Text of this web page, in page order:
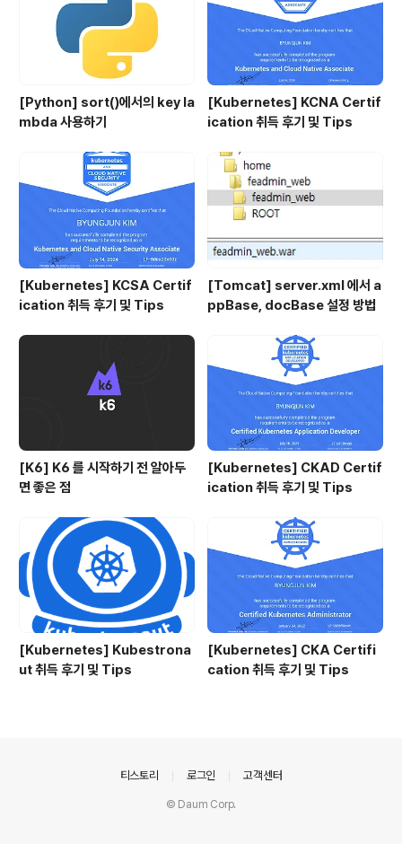
법을 해싱이라고 합니다. key는 중복되면 안되지만 만약
중복된다면 최근 ke..
[Python] sort()에서의 key la
mbda 사용하기
[Kubernetes] KCNA Certif
ication 취득 후기 및 Tips
[Kubernetes] KCSA Certif
ication 취득 후기 및 Tips
[Tomcat] server.xml 에서 a
ppBase, docBase 설정 방법
[K6] K6 를 시작하기 전 알아두
면 좋은 점
[Kubernetes] CKAD Certif
ication 취득 후기 및 Tips
[Kubernetes] Kubestrona
ut 취득 후기 및 Tips
[Kubernetes] CKA Certifi
cation 취득 후기 및 Tips
티스토리 로그인 고객센터
© Daum Corp.